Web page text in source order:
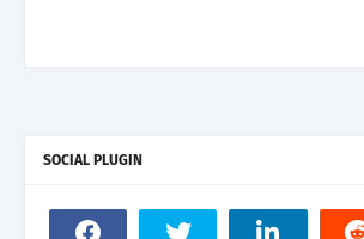
SOCIAL PLUGIN